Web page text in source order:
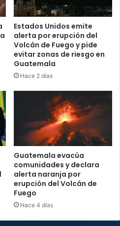
Estados Unidos emite
alerta por erupción del
Volcán de Fuego y pide
evitar zonas de riesgo en
Guatemala
Hace 2 días
Guatemala evacúa
comunidades y declara
alerta naranja por
erupción del Volcán de
Fuego
Hace 4 días